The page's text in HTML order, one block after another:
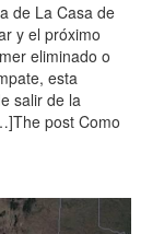
de La Casa de
y el próximo
eliminado o
esta
salir de la
post Como